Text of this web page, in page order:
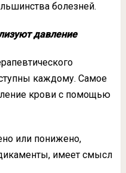
болезней.
давление
каждому. Самое
крови с помощью
или понижено,
имеет смысл